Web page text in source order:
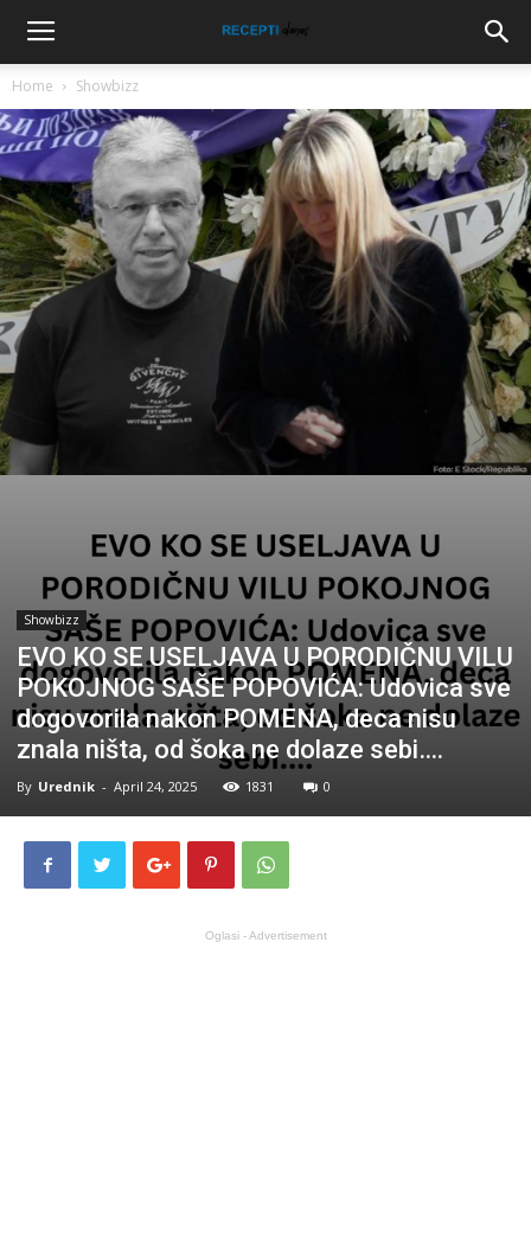
Home Showbizz
Showbizz
EVO KO SE USELJAVA U PORODIČNU VILU
POKOJNOG SAŠE POPOVIĆA: Udovica sve
dogovorila nakon POMENA, deca nisu
znala ništa, od šoka ne dolaze sebi….
By Urednik - April 24, 2025 1831 0
Oglasi - Advertisement